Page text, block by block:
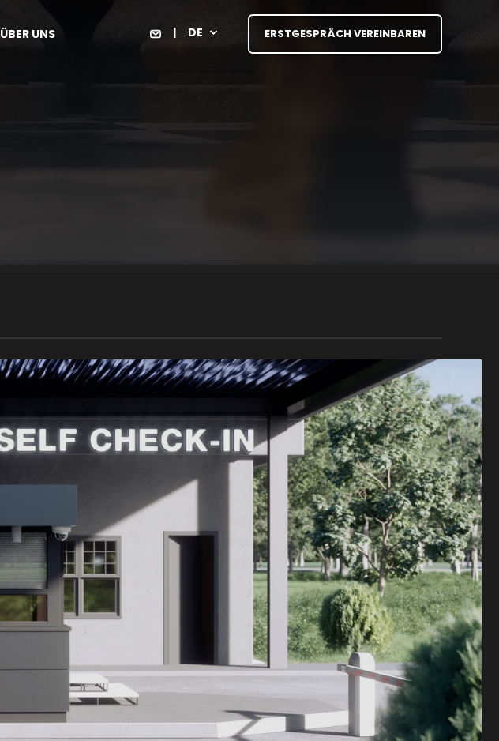
ÜBER UNS DE ERSTGESPRÄCH VEREINBAREN